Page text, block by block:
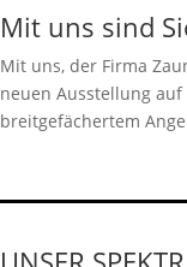
Mit uns sind
Mit uns, der Firma
neuen Ausstellung
breitgefächertem